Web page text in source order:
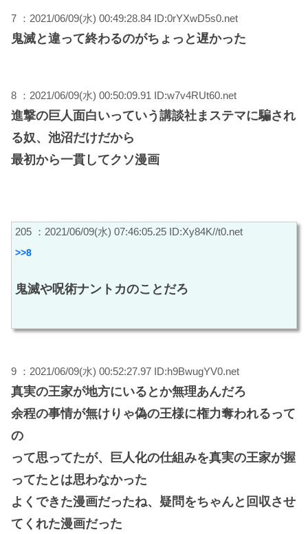
7 ：2021/06/09(水) 00:49:28.84 ID:0rYXwD5s0.net
鬼滅と違って終わるのがちょっと遅かった
8 ：2021/06/09(水) 00:50:09.91 ID:w7v4RUt60.net
進撃の巨人面白いっていう講談社まステマに騙され
る奴、池沼だけだから
最初から一貫してクソ漫画
205 ：2021/06/09(水) 07:46:05.25 ID:Xy84K//t0.net
>>8
鬼滅や呪術ナントカのことだろ
9 ：2021/06/09(水) 00:52:27.97 ID:h9BwugYV0.net
真実の王家が地方にいるとか無理あんだろ
余程の事情が無けりゃ偽の王様に権力奪われるって
の
って思ってたが、巨人化の仕組みを真実の王家が握
ってたとは思わなかった
よくできた漫画だったね、疑問をちゃんと回収させ
てくれた漫画だった